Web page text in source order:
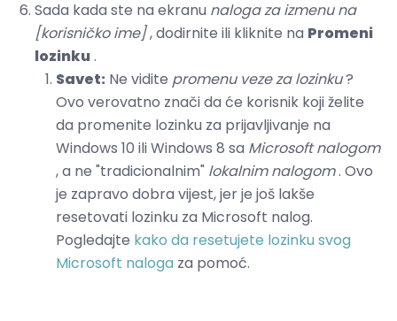
Sada kada ste na ekranu naloga za izmenu na
[korisničko ime], dodirnite ili kliknite na Promeni
lozinku.
Savet: Ne vidite promenu veze za lozinku?
Ovo verovatno znači da će korisnik koji želite
da promenite lozinku za prijavljivanje na
Windows 10 ili Windows 8 sa Microsoft nalogom
, a ne "tradicionalnim" lokalnim nalogom. Ovo
je zapravo dobra vijest, jer je još lakše
resetovati lozinku za Microsoft nalog.
Pogledajte kako da resetujete lozinku svog
Microsoft naloga za pomoć.